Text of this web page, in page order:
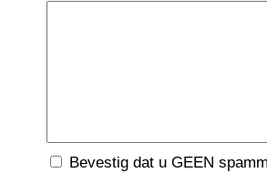
Bevestig dat u GEEN